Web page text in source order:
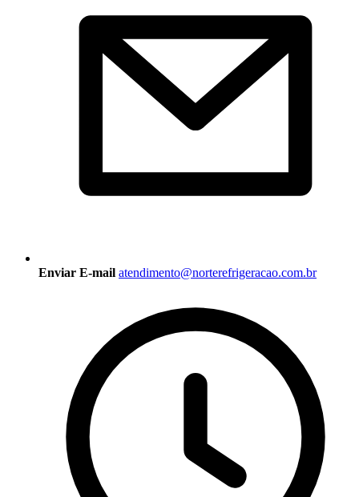
Enviar E-mail atendimento@norterefrigeracao.com.br